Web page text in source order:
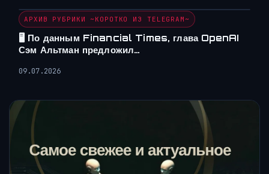
АРХИВ РУБРИКИ ~КОРОТКО ИЗ TELEGRAM~
🖥 По данным Financial Times, глава OpenAI
Сэм Альтман предложил…
09.07.2026